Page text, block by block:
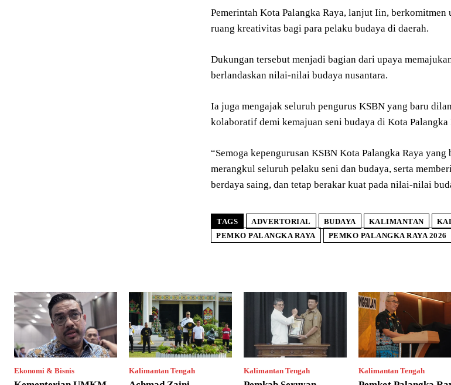
Pemerintah Kota Palangka Raya, lanjut Iin,
ruang kreativitas bagi para pelaku budaya di daerah.
Dukungan tersebut menjadi bagian dari upaya
berlandaskan nilai-nilai budaya nusantara.
Ia juga mengajak seluruh pengurus KSBN yang baru
kolaboratif demi kemajuan seni budaya di Kota Palangka
“Semoga kepengurusan KSBN Kota Palangka Raya
merangkul seluruh pelaku seni dan budaya, serta
berdaya saing, dan tetap berakar kuat pada nilai-nilai
TAGS ADVERTORIAL BUDAYA KALIMANTAN
PEMKO PALANGKA RAYA
PEMKO PALANGKA RAYA 2026
Ekonomi & Bisnis Kalimantan Tengah Kalimantan Tengah Kalimantan Tengah